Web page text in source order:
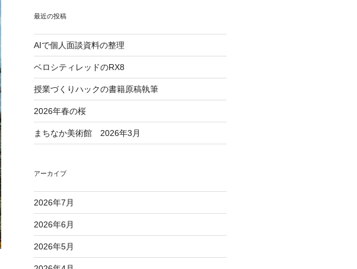
最近の投稿
AIで個人面談資料の整理
ベロシティレッドのRX8
授業づくりハックの書籍原稿執筆
2026年春の桜
まちなか美術館 2026年3月
アーカイブ
2026年7月
2026年6月
2026年5月